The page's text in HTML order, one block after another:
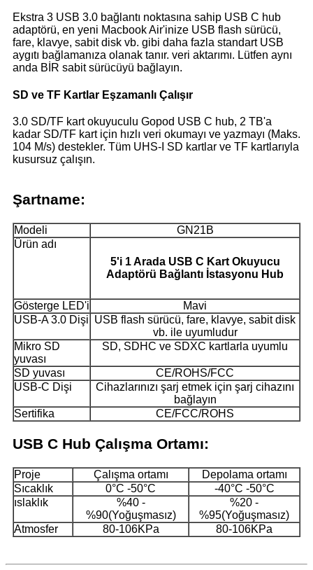
Ekstra 3 USB 3.0 bağlantı noktasına sahip USB C hub
adaptörü, en yeni Macbook Air'inize USB flash sürücü,
fare, klavye, sabit disk vb. gibi daha fazla standart USB
aygıtı bağlamanıza olanak tanır. veri aktarımı. Lütfen aynı
anda BİR sabit sürücüyü bağlayın.
SD ve TF Kartlar Eşzamanlı Çalışır
3.0 SD/TF kart okuyuculu Gopod USB C hub, 2 TB'a
kadar SD/TF kart için hızlı veri okumayı ve yazmayı (Maks.
104 M/s) destekler. Tüm UHS-I SD kartlar ve TF kartlarıyla
kusursuz çalışın.
Şartname:
Modeli
GN21B
Ürün adı
5'i 1 Arada USB C Kart Okuyucu
Adaptörü Bağlantı İstasyonu Hub
Gösterge LED'i
Mavi
USB-A 3.0 Dişi USB flash sürücü, fare, klavye, sabit disk
vb. ile uyumludur
Mikro SD
yuvası
SD, SDHC ve SDXC kartlarla uyumlu
SD yuvası
CE/ROHS/FCC
USB-C Dişi
Cihazlarınızı şarj etmek için şarj cihazını
bağlayın
Sertifika
CE/FCC/ROHS
USB C Hub Çalışma Ortamı:
Proje Çalışma ortamı
Depolama ortamı
Sıcaklık
0°C -50°C
-40°C -50°C
ıslaklık
%40 -
%90(Yoğuşmasız)
%20 -
%95(Yoğuşmasız)
Atmosfer
80-106KPa 80-106KPa